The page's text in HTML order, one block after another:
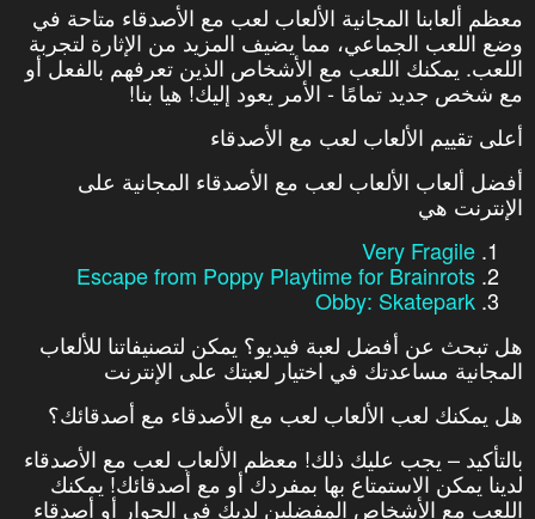
معظم ألعابنا المجانية الألعاب لعب مع الأصدقاء متاحة في
وضع اللعب الجماعي، مما يضيف المزيد من الإثارة لتجربة
اللعب. يمكنك اللعب مع الأشخاص الذين تعرفهم بالفعل أو
مع شخص جديد تمامًا - الأمر يعود إليك! هيا بنا!
أعلى تقييم الألعاب لعب مع الأصدقاء
أفضل ألعاب الألعاب لعب مع الأصدقاء المجانية على
الإنترنت هي
Very Fragile
Escape from Poppy Playtime for Brainrots
Obby: Skatepark
هل تبحث عن أفضل لعبة فيديو؟ يمكن لتصنيفاتنا للألعاب
المجانية مساعدتك في اختيار لعبتك على الإنترنت
هل يمكنك لعب الألعاب لعب مع الأصدقاء مع أصدقائك؟
بالتأكيد – يجب عليك ذلك! معظم الألعاب لعب مع الأصدقاء
لدينا يمكن الاستمتاع بها بمفردك أو مع أصدقائك! يمكنك
اللعب مع الأشخاص المفضلين لديك في الجوار أو أصدقاء